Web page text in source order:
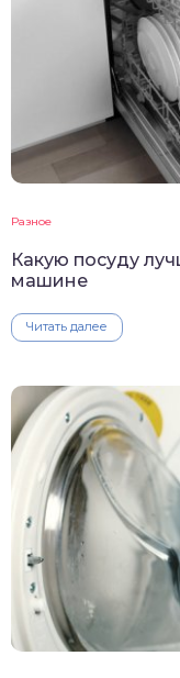
Разное
Какую посуду
машине
Читать далее